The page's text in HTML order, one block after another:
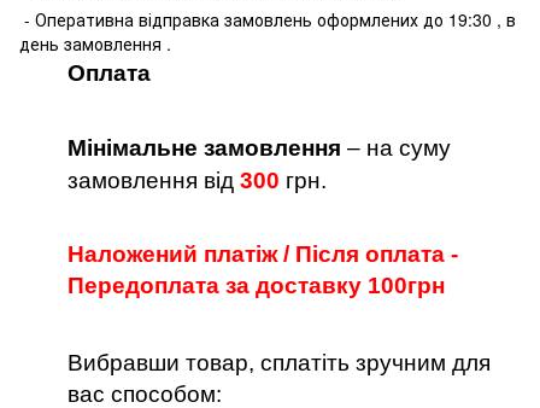
- Оперативна відправка замовлень оформлених до 19:30 , в
день замовлення .
Оплата
Мінімальне замовлення – на суму
замовлення від 300 грн.
Наложений платіж / Після оплата -
Передоплата за доставку 100грн
Вибравши товар, сплатіть зручним для
вас способом: